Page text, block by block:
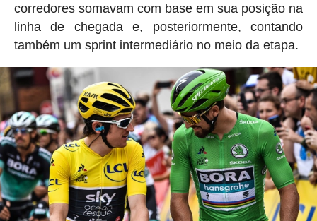
corredores somavam com base em sua posição na
linha de chegada e, posteriormente, contando
também um sprint intermediário no meio da etapa.